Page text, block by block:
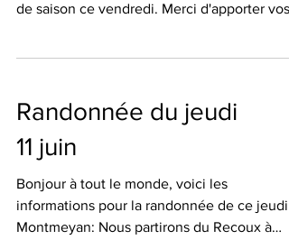
de saison ce vendredi. Merci d'apporter vos
Randonnée du jeudi
11 juin
Bonjour à tout le monde, voici les
informations pour la randonnée de ce jeudi
Montmeyan: Nous partirons du Recoux à